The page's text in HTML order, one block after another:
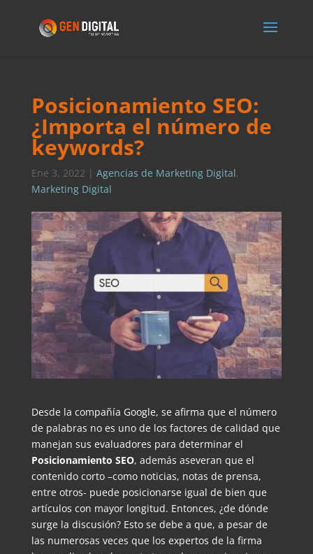
Posicionamiento SEO:
¿Importa el número de
keywords?
Ene 3, 2022 | Agencias de Marketing Digital,
Marketing Digital
Desde la compañía Google, se afirma que el número
de palabras no es uno de los factores de calidad que
manejan sus evaluadores para determinar el
Posicionamiento SEO, además aseveran que el
contenido corto –como noticias, notas de prensa,
entre otros- puede posicionarse igual de bien que
artículos con mayor longitud. Entonces, ¿de dónde
surge la discusión? Esto se debe a que, a pesar de
las numerosas veces que los expertos de la firma